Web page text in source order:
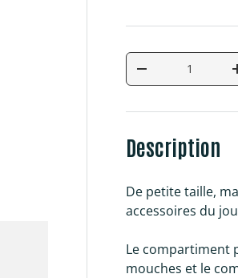
Qté
Diminuer la
Description
De petite taille,
accessoires du
Le compartiment
mouches et le